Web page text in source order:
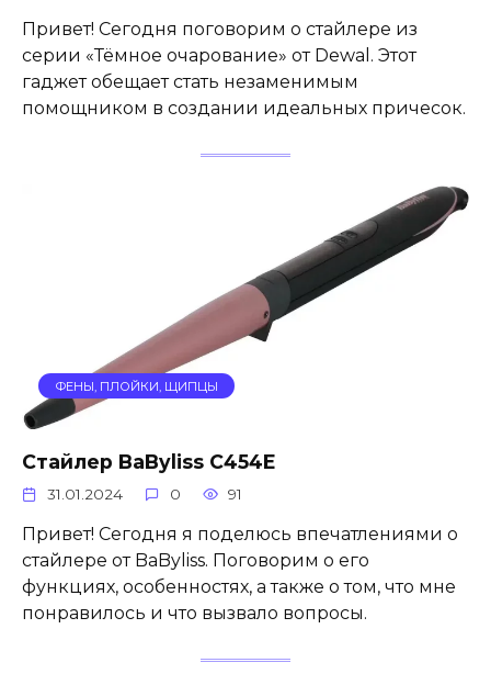
Привет! Сегодня поговорим о стайлере из
серии «Тёмное очарование» от Dewal. Этот
гаджет обещает стать незаменимым
помощником в создании идеальных причесок.
ФЕНЫ, ПЛОЙКИ, ЩИПЦЫ
Стайлер BaByliss C454E
31.01.2024 0 91
Привет! Сегодня я поделюсь впечатлениями о
стайлере от BaByliss. Поговорим о его
функциях, особенностях, а также о том, что мне
понравилось и что вызвало вопросы.